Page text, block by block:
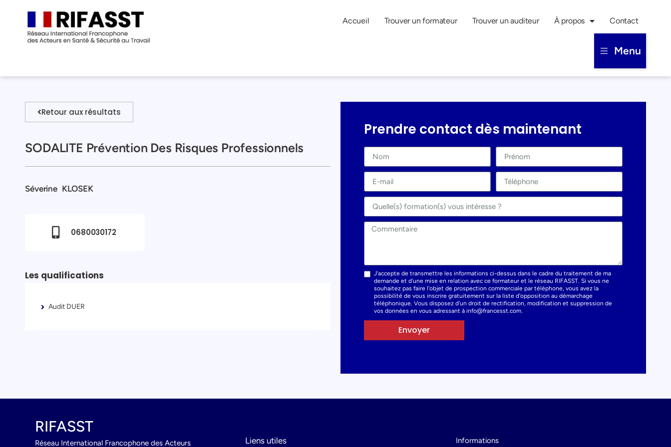
Accueil Trouver un formateur Trouver un auditeur À propos Contact
Menu
Retour aux résultats
SODALITE Prévention Des Risques Professionnels
Séverine KLOSEK
0680030172
Les qualifications
Audit DUER
Prendre contact dès maintenant
J'accepte de transmettre les informations ci-dessus dans le cadre du traitement de ma
demande et d'une mise en relation avec ce formateur et le réseau RIFASST. Si vous ne
souhaitez pas faire l'objet de prospection commerciale par téléphone, vous avez la
possibilité de vous inscrire gratuitement sur la liste d'opposition au démarchage
téléphonique. Vous disposez d'un droit de rectification, modification et suppression de
vos données en vous adressant à info@francesst.com.
Envoyer
RIFASST
Réseau International Francophone des Acteurs Liens utiles Informations